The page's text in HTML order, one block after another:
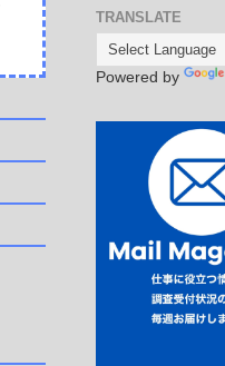
TRANSLATE
Powered by